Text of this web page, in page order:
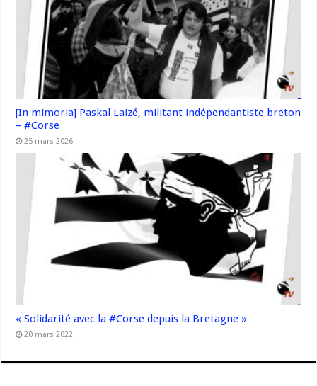
[In mimoria] Paskal Laizé, militant indépendantiste breton
– #Corse
25 mars 2026
« Solidarité avec la #Corse depuis la Bretagne »
20 mars 2022